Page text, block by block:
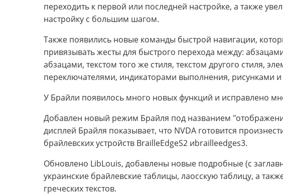
переходить к первой или последней настройке, а также
настройку с большим шагом.
Также появились новые команды быстрой навигации,
привязывать жесты для быстрого перехода между:
абзацами, текстом того же стиля, текстом другого стиля,
переключателями, индикаторами выполнения, рисунками
У Брайли появилось много новых функций и исправлено
Добавлен новый режим Брайля под названием
дисплей Брайля показывает, что NVDA готовится
брайлевских устройств BrailleEdgeS2 иbrailleedges3.
Обновлено LibLouis, добавлены новые подробные (с
украинские брайлевские таблицы, лаосскую таблицу, а
греческих текстов.